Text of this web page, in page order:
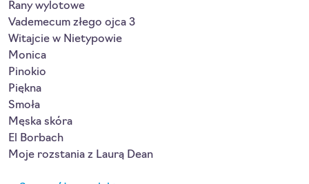
Rany wylotowe
Vademecum złego ojca 3
Witajcie w Nietypowie
Monica
Pinokio
Piękna
Smoła
Męska skóra
El Borbach
Moje rozstania z Laurą Dean